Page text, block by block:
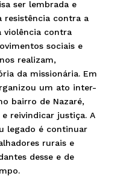
ser lembrada e
resistência contra a
violência contra
sociais e
realizam,
da missionária. Em
um ato inter-
bairro de Nazaré,
reivindicar justiça. A
legado é continuar
rurais e
desse e de